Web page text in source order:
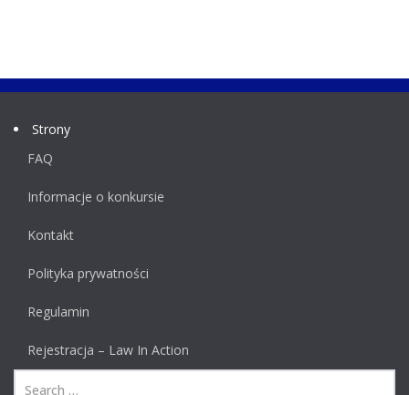
Strony
FAQ
Informacje o konkursie
Kontakt
Polityka prywatności
Regulamin
Rejestracja – Law In Action